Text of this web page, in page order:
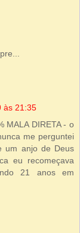
às 21:35
MALA DIRETA - o
me perguntei
um anjo de Deus
eu recomeçava
21 anos em